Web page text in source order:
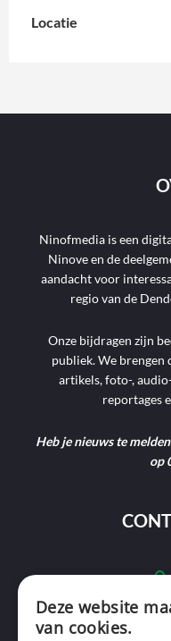
Locatie
Ninofmedia is een
Ninove en de
aandacht voor
regio van de
Onze bijdragen zijn
publiek. We brengen
artikels, foto-,
reportages
Heb je nieuws te
op
Deze website
van cookies.